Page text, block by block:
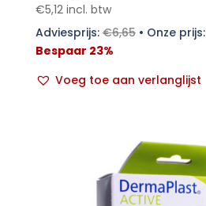
€5,12 incl. btw
Adviesprijs:€6,65• Onze prijs:
Bespaar 23%
Voeg toe aan verlanglijst